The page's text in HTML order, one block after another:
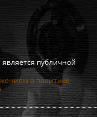
публичной
о политике